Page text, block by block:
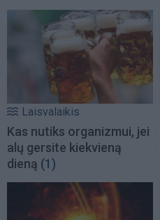
Laisvalaikis
Kas nutiks organizmui, jei
alų gersite kiekvieną
dieną (1)